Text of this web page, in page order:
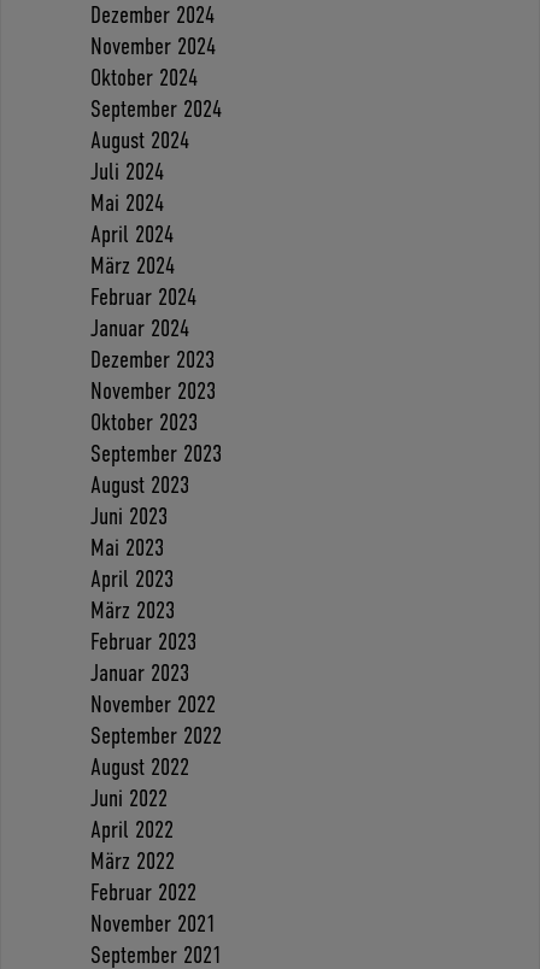
Dezember 2024
November 2024
Oktober 2024
September 2024
August 2024
Juli 2024
Mai 2024
April 2024
März 2024
Februar 2024
Januar 2024
Dezember 2023
November 2023
Oktober 2023
September 2023
August 2023
Juni 2023
Mai 2023
April 2023
März 2023
Februar 2023
Januar 2023
November 2022
September 2022
August 2022
Juni 2022
April 2022
März 2022
Februar 2022
November 2021
September 2021